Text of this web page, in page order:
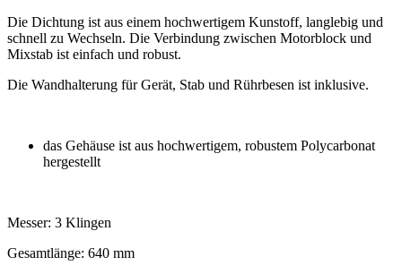
Die Dichtung ist aus einem hochwertigem Kunstoff, langlebig und
schnell zu Wechseln. Die Verbindung zwischen Motorblock und
Mixstab ist einfach und robust.
Die Wandhalterung für Gerät, Stab und Rührbesen ist inklusive.
das Gehäuse ist aus hochwertigem, robustem Polycarbonat
hergestellt
Messer: 3 Klingen
Gesamtlänge: 640 mm